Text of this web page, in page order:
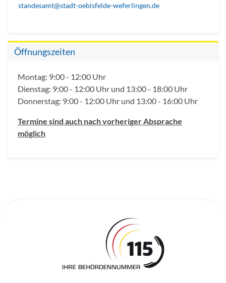
Öffnungszeiten
Montag: 9:00 - 12:00 Uhr
Dienstag: 9:00 - 12:00 Uhr und 13:00 - 18:00 Uhr
Donnerstag: 9:00 - 12:00 Uhr und 13:00 - 16:00 Uhr
Termine sind auch nach vorheriger Absprache
möglich
standesamt@stadt-oebisfelde-weferlingen.de